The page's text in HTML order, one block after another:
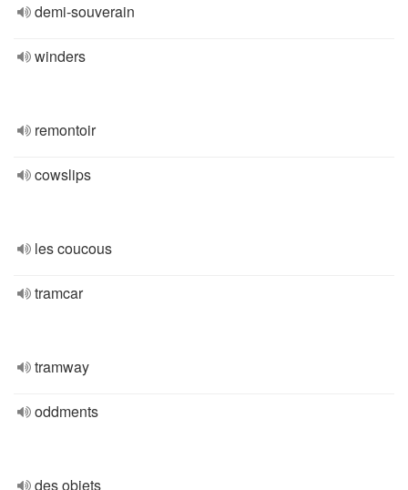
demi-souverain
winders
remontoir
cowslips
les coucous
tramcar
tramway
oddments
des objets